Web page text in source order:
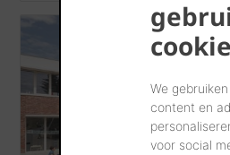
We
content en
voor social